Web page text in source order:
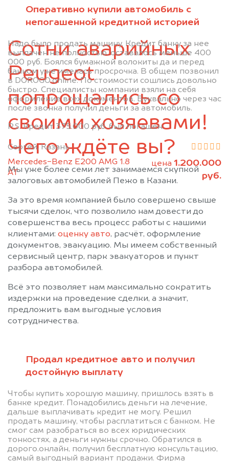
Оперативно купили автомобиль с
непогашенной кредитной историей
Надо было продать машину. Кредит банку за нее
выплачен не полностью, оставалось меньше 400
000 руб. Боялся бумажной волокиты да и перед
банком уже имелась просрочка. В общем позвонил
в DOROGO.online. По стоимости сошлись довольно
быстро. Специалисты компании взяли на себя
оформление всех документов. Буквально через час
после звонка получил деньги за автомобиль.
P.S. Кредит 375.000 руб. был погашен.
Сергей, Казань
Mercedes-Benz E200 AMG 1.8
АТ
цена 1.200.000
руб.
Продал кредитное авто и получил
достойную выплату
Чтобы купить хорошую машину, пришлось взять в
банке кредит. Понадобились деньги на лечение,
дальше выплачивать кредит не могу. Решил
продать машину, чтобы расплатиться с банком. Не
смог сам разобраться во всех юридических
тонкостях, а деньги нужны срочно. Обратился в
дорого.онлайн, получил бесплатную консультацию,
самый выгодный вариант продажи. Фирма
Зеленодольск
Казань
Камское Устье
Карабаш (Татарстан)
Кукмор
Лаишево
Лениногорск
Мамадыш
Менделеевск
Мензелинск
Муслюмово
Набережные Челны
Нижнекамск
Новошешминск
Нурлат
Пестрецы
Старое Дрожжаное
Тетюши
Черемшан
Чистополь
Сотни аварийных
Peugeot
попрощались со
своими хозяевами!
Чего ждёте вы?
Мы уже более семи лет занимаемся скупкой
залоговых автомобилей Пежо в Казани.
За это время компанией было совершено свыше
тысячи сделок, что позволило нам довести до
совершенства весь процесс работы с нашими
клиентами: оценку авто, расчёт, оформление
документов, эвакуацию. Мы имеем собственный
сервисный центр, парк эвакуаторов и пункт
разбора автомобилей.
Всё это позволяет нам максимально сократить
издержки на проведение сделки, а значит,
предложить вам выгодные условия
сотрудничества.
Позвоните нам: 8 (800)
551-81-15
Мы проконсультируем вас и
рассчитаем стоимость вашего